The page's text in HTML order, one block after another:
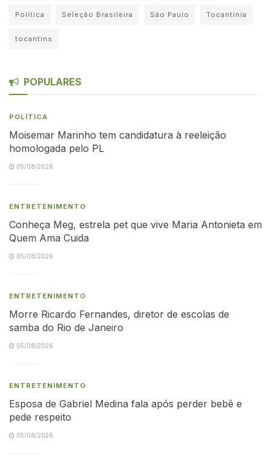
Política Seleção Brasileira São Paulo Tocantinia
tocantins
POPULARES
POLÍTICA
Moisemar Marinho tem candidatura à reeleição
homologada pelo PL
05/08/2026
ENTRETENIMENTO
Conheça Meg, estrela pet que vive Maria Antonieta em
Quem Ama Cuida
05/08/2026
ENTRETENIMENTO
Morre Ricardo Fernandes, diretor de escolas de
samba do Rio de Janeiro
05/08/2026
ENTRETENIMENTO
Esposa de Gabriel Medina fala após perder bebê e
pede respeito
05/08/2026